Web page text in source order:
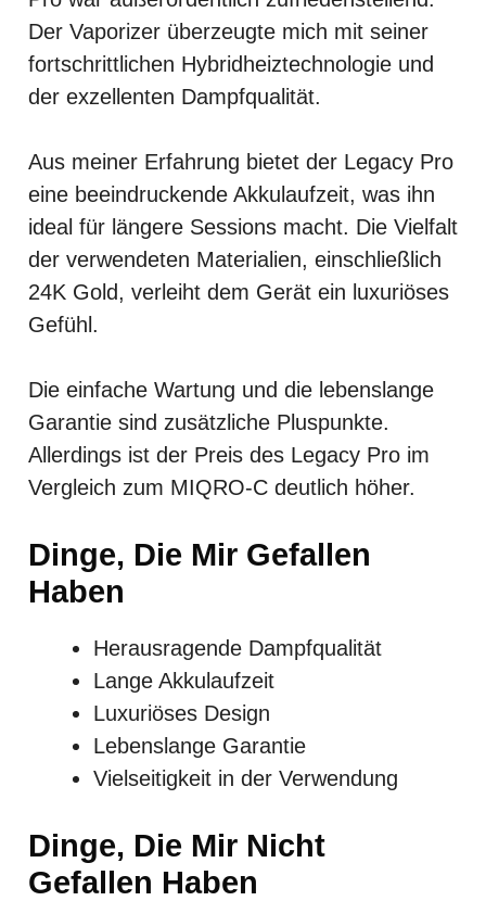
Der Vaporizer überzeugte mich mit seiner
fortschrittlichen Hybridheiztechnologie und
der exzellenten Dampfqualität.
Aus meiner Erfahrung bietet der Legacy Pro
eine beeindruckende Akkulaufzeit, was ihn
ideal für längere Sessions macht. Die Vielfalt
der verwendeten Materialien, einschließlich
24K Gold, verleiht dem Gerät ein luxuriöses
Gefühl.
Die einfache Wartung und die lebenslange
Garantie sind zusätzliche Pluspunkte.
Allerdings ist der Preis des Legacy Pro im
Vergleich zum MIQRO-C deutlich höher.
Dinge, Die Mir Gefallen
Haben
Herausragende Dampfqualität
Lange Akkulaufzeit
Luxuriöses Design
Lebenslange Garantie
Vielseitigkeit in der Verwendung
Dinge, Die Mir Nicht
Gefallen Haben